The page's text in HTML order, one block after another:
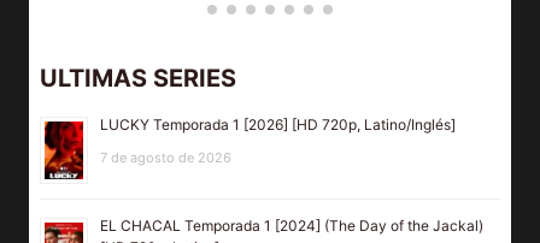
ULTIMAS SERIES
LUCKY Temporada 1 [2026] [HD 720p, Latino/Inglés]
7 de agosto de 2026
EL CHACAL Temporada 1 [2024] (The Day of the Jackal)